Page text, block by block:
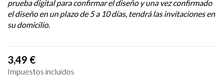
prueba digital para confirmar el diseño y una vez confirmado
el diseño en un plazo de 5 a 10 días, tendrá las invitaciones en
su domicilio.
3,49 €
Impuestos incluidos